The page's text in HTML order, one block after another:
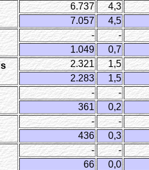
6.737 4,3
7.057
4,5
- -
1.049
0,7
2.321 1,5
2.283
1,5
- -
361
0,2
- -
436
0,3
- -
66
0,0